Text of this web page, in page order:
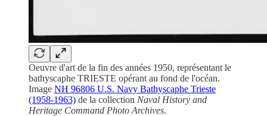
Oeuvre d'art de la fin des années 1950, représentant le
bathyscaphe TRIESTE opérant au fond de l'océan.
Image NH 96806 U.S. Navy Bathyscaphe Trieste
(1958-1963) de la collection Naval History and
Heritage Command Photo Archives.